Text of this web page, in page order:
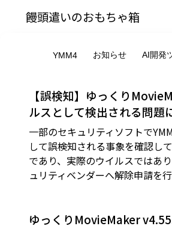
饅頭遣いのおもちゃ箱
YMM4 お知らせ AI開発
【誤検知】ゆっくり
ルスとして検出される問題
一部のセキュリティソフトで
して誤検知される事象を確認し
であり、実際のウイルスではあ
ュリティベンダーへ解除申請を行
ゆっくりMovieMaker